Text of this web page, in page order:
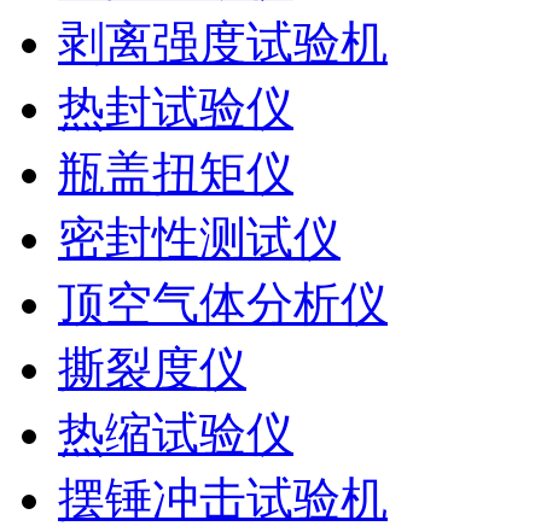
剥离强度试验机
热封试验仪
瓶盖扭矩仪
密封性测试仪
顶空气体分析仪
撕裂度仪
热缩试验仪
摆锤冲击试验机